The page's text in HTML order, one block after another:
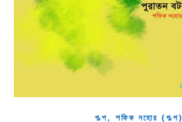
গল্প, শফিক নহোর (গল্প)